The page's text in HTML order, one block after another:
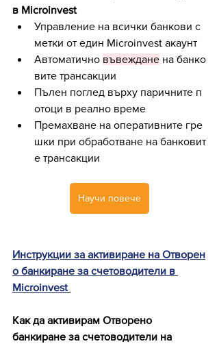
в Microinvest
Управление на всички банкови с
метки от един Microinvest акаунт
Автоматично въвеждане на банко
вите трансакции
Пълен поглед върху паричните п
отоци в реално време
Премахване на оперативните гре
шки при обработване на банковит
е трансакции
Научи повече
Инструкции за активиране на Отворен
о банкиране за счетоводители в
Microinvest
Как да активирам Отворено
банкиране за счетоводители на